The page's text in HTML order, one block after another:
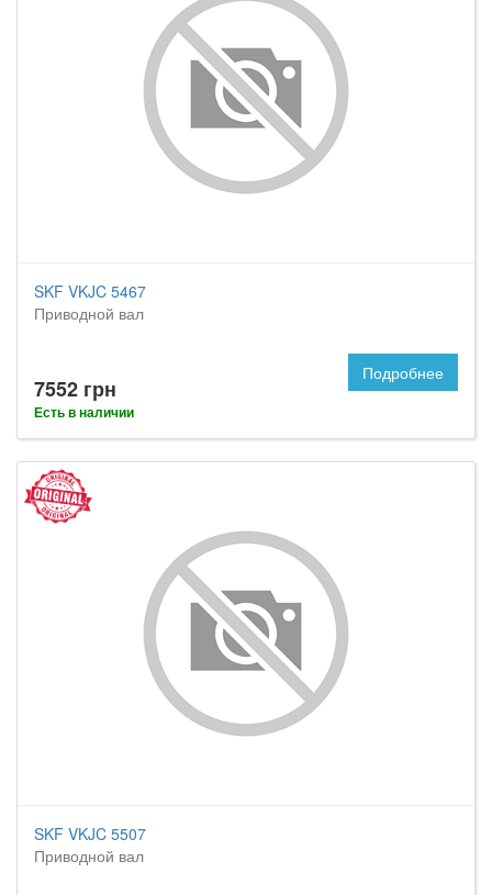
SKF VKJC 5467
Приводной вал
7552 грн
Есть в наличии
Подробнее
SKF VKJC 5507
Приводной вал